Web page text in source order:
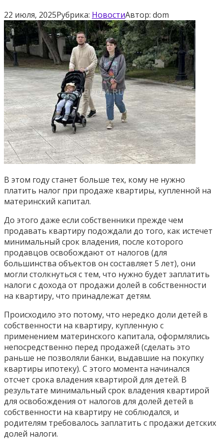
22 июля, 2025Рубрика: НовостиАвтор: dom
В этом году станет больше тех, кому не нужно
платить налог при продаже квартиры, купленной на
материнский капитал.
До этого даже если собственники прежде чем
продавать квартиру подождали до того, как истечет
минимальный срок владения, после которого
продавцов освобождают от налогов (для
большинства объектов он составляет 5 лет), они
могли столкнуться с тем, что нужно будет заплатить
налоги с дохода от продажи долей в собственности
на квартиру, что принадлежат детям.
Происходило это потому, что нередко доли детей в
собственности на квартиру, купленную с
применением материнского капитала, оформлялись
непосредственно перед продажей (сделать это
раньше не позволяли банки, выдавшие на покупку
квартиры ипотеку). С этого момента начинался
отсчет срока владения квартирой для детей. В
результате минимальный срок владения квартирой
для освобождения от налогов для долей детей в
собственности на квартиру не соблюдался, и
родителям требовалось заплатить с продажи детских
долей налоги.